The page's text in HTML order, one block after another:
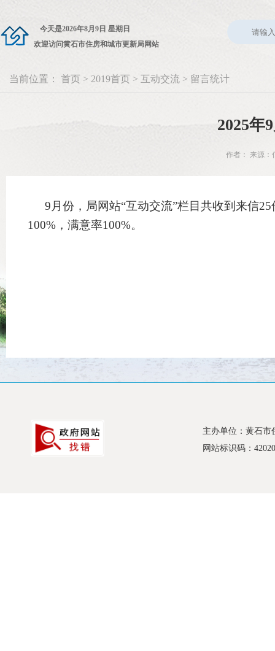
今天是2026年8月9日 星期日
欢迎访问黄石市住房和城市更新局网站
当前位置： 首页 > 2019首页 > 互动交流 > 留言统计
2025年
作者： 来源
9月份，局网站“互动交流”栏目共收到来信25
100%，满意率100%。
主办单位：黄石市
网站标识码：